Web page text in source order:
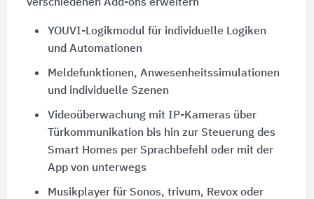
verschiedenen Add-ons erweitern
YOUVI-Logikmodul für individuelle Logiken
und Automationen
Meldefunktionen, Anwesenheitssimulationen
und individuelle Szenen
Videoüberwachung mit IP-Kameras über
Türkommunikation bis hin zur Steuerung des
Smart Homes per Sprachbefehl oder mit der
App von unterwegs
Musikplayer für Sonos, trivum, Revox oder